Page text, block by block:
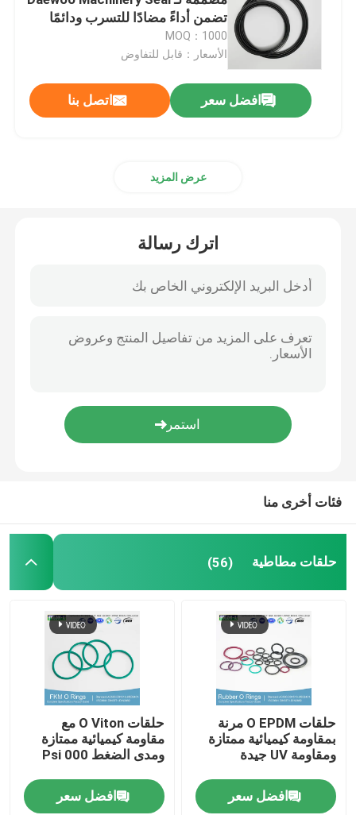
حلقات NBR يا
حلقات FKM O
وولفورم سيلز
قطع غيار مطاطية مخصصة
حلقة احتياطية
أختام الزيت
يا الدائري كيت
تضمن أداءً مضادًا للتسرب ودائمًا
MOQ：1000
الأسعار：قابل للتفاوض
افضل سعر اتصل بنا
عرض المزيد
اترك رسالة
فئات أخرى منا
حلقات مطاطية (56)
حلقات O EPDM مرنة
بمقاومة كيميائية ممتازة
ومقاومة UV جيدة
افضل سعر
حلقات O Viton مع
مقاومة كيميائية ممتازة
ومدى الضغط 000 Psi
افضل سعر